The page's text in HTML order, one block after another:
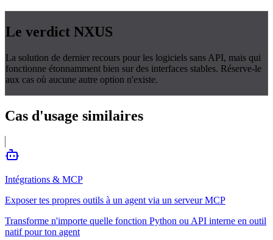
Le verdict NXUS
La solution de dernier recours pour les logiciels sans API, mais qui
fonctionne étonnamment bien sur des interfaces stables. Réserve-le
aux cas où aucune autre option n'existe.
Cas d'usage similaires
Intégrations & MCP
Exposer tes propres outils à un agent via un serveur MCP
Transforme n'importe quelle fonction Python ou API interne en outil
natif pour ton agent